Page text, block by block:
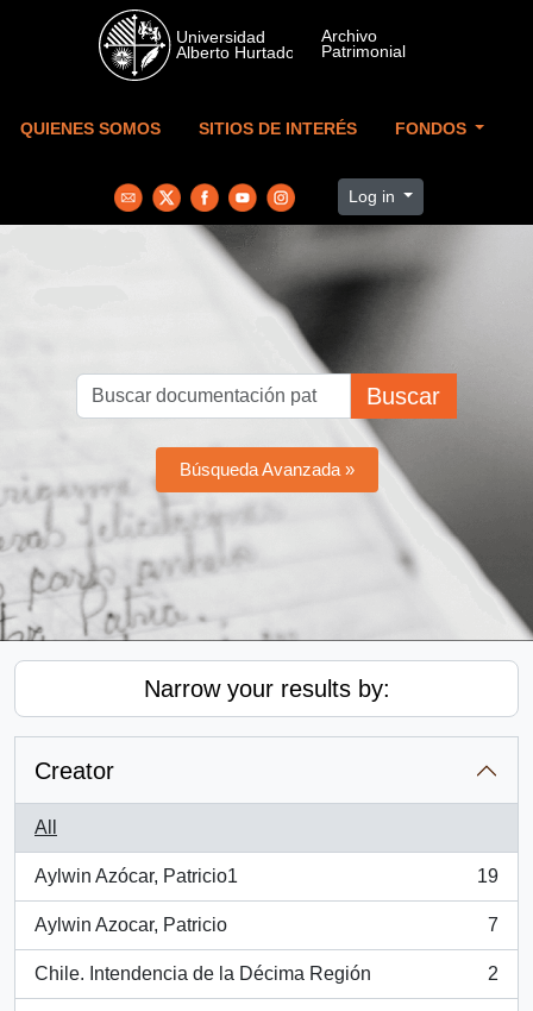
Skip to main content
QUIENES SOMOS SITIOS DE INTERÉS FONDOS
Log in
Buscar
Búsqueda Avanzada »
Narrow your results by:
Creator
All
Aylwin Azócar, Patricio1
, 19 results
19
Aylwin Azocar, Patricio
, 7 results
7
Chile. Intendencia de la Décima Región
, 2 results
2